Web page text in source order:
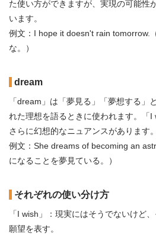
た使い方ができますが、実現の可能性
います。
例文：I hope it doesn't rain tomorrow.
な。）
dream
「dream」は「夢見る」「夢想する」
れた理想を語るときに使われます。「I
さらに幻想的なニュアンスがあります。
例文：She dreams of becoming an
になることを夢見ている。）
それぞれの使い分け方
「I wish」：現実にはそうでないけど
願望を表す。